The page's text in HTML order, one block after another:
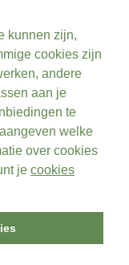
kunnen zijn,
cookies zijn
andere
aan je
te
welke
over cookies
je cookies